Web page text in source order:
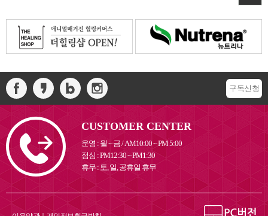
구독신청
CUSTOMER CENTER
운영 : 월 ~ 금 / AM10:00 ~ PM 5:00
점심 : PM12:30 ~ PM1:30
휴무 : 토, 일, 공휴일 휴무